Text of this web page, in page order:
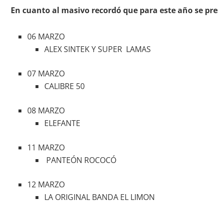
En cuanto al masivo recordó que para este año se
06 MARZO
ALEX SINTEK Y SUPER LAMAS
07 MARZO
CALIBRE 50
08 MARZO
ELEFANTE
11 MARZO
PANTEÓN ROCOCÓ
12 MARZO
LA ORIGINAL BANDA EL LIMON